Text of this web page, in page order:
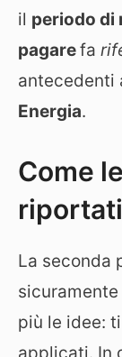
il periodo di
pagarefa
antecedenti
Energia.
Come
La seconda
più le idee: